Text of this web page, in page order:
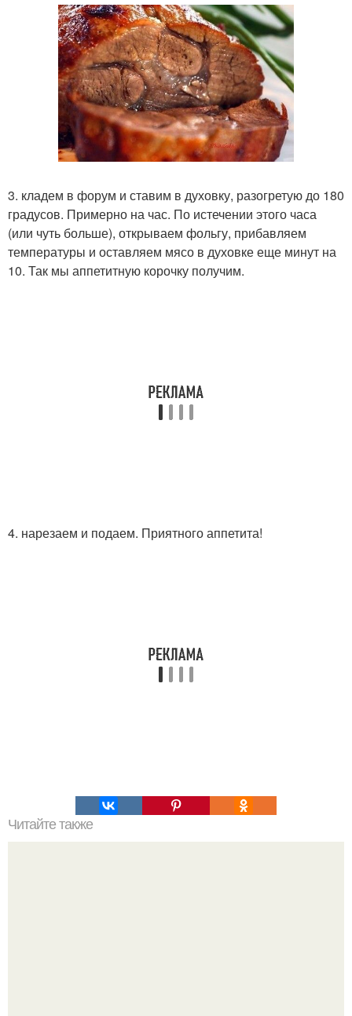
3. кладем в форум и ставим в духовку, разогретую до 180
градусов. Примерно на час. По истечении этого часа
(или чуть больше), открываем фольгу, прибавляем
температуры и оставляем мясо в духовке еще минут на
10. Так мы аппетитную корочку получим.
4. нарезаем и подаем. Приятного аппетита!
Читайте также